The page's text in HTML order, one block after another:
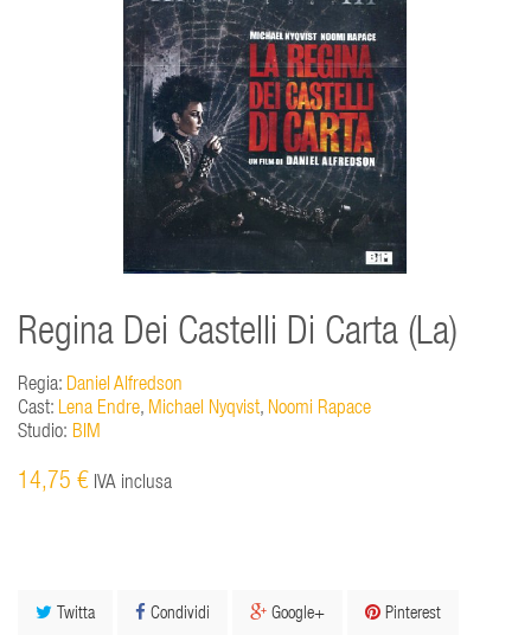
Regina Dei Castelli Di Carta (La)
Regia: Daniel Alfredson
Cast: Lena Endre, Michael Nyqvist, Noomi Rapace
Studio: BIM
14,75 € IVA inclusa
Twitta Condividi Google+ Pinterest